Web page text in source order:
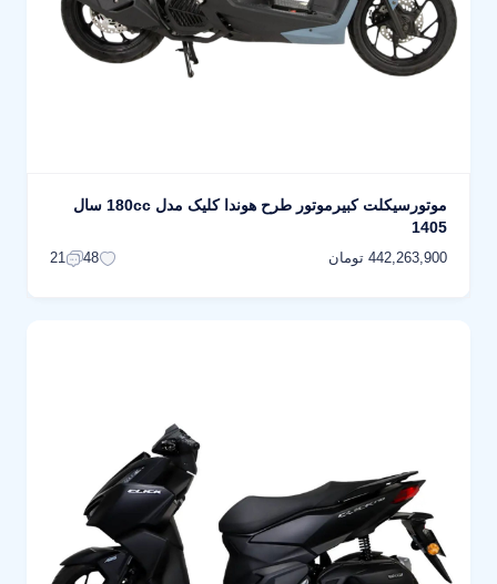
موتورسیکلت کبیرموتور طرح هوندا کلیک مدل 180cc سال
1405
442,263,900 تومان 48
21